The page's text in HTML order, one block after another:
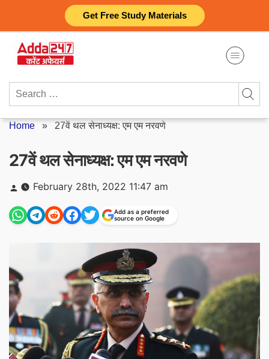
Get Free Study Materials
content
Search
Home » 27वें थल सेनाध्यक्ष: एम एम नरवणे
27वें थल सेनाध्यक्ष: एम एम नरवणे
Posted
by
February 28th, 2022 11:47 am
Add as a preferred
source on Google